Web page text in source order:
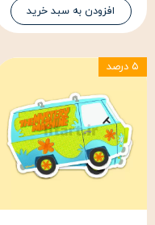
افزودن به سبد خرید
۵ درصد